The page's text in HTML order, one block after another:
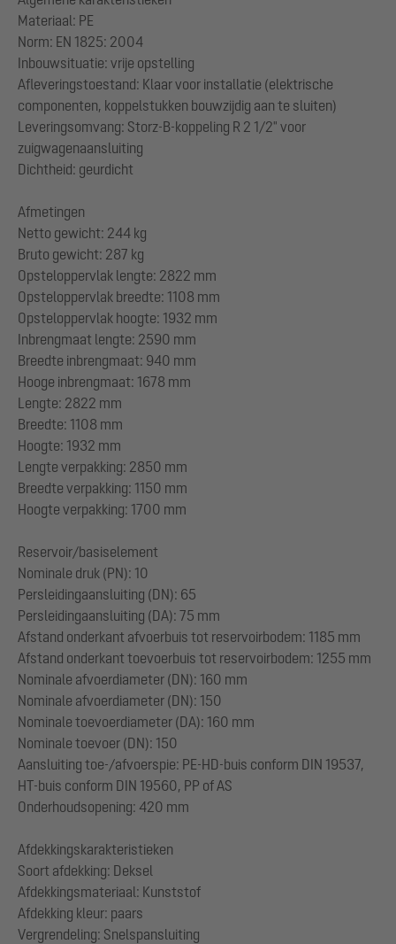
Materiaal: PE
Norm: EN 1825: 2004
Inbouwsituatie: vrije opstelling
Afleveringstoestand: Klaar voor installatie (elektrische
componenten, koppelstukken bouwzijdig aan te sluiten)
Leveringsomvang: Storz-B-koppeling R 2 1/2" voor
zuigwagenaansluiting
Dichtheid: geurdicht
Afmetingen
Netto gewicht: 244 kg
Bruto gewicht: 287 kg
Opsteloppervlak lengte: 2822 mm
Opsteloppervlak breedte: 1108 mm
Opsteloppervlak hoogte: 1932 mm
Inbrengmaat lengte: 2590 mm
Breedte inbrengmaat: 940 mm
Hooge inbrengmaat: 1678 mm
Lengte: 2822 mm
Breedte: 1108 mm
Hoogte: 1932 mm
Lengte verpakking: 2850 mm
Breedte verpakking: 1150 mm
Hoogte verpakking: 1700 mm
Reservoir/basiselement
Nominale druk (PN): 10
Persleidingaansluiting (DN): 65
Persleidingaansluiting (DA): 75 mm
Afstand onderkant afvoerbuis tot reservoirbodem: 1185 mm
Afstand onderkant toevoerbuis tot reservoirbodem: 1255 mm
Nominale afvoerdiameter (DN): 160 mm
Nominale afvoerdiameter (DN): 150
Nominale toevoerdiameter (DA): 160 mm
Nominale toevoer (DN): 150
Aansluiting toe-/afvoerspie: PE-HD-buis conform DIN 19537,
HT-buis conform DIN 19560, PP of AS
Onderhoudsopening: 420 mm
Afdekkingskarakteristieken
Soort afdekking: Deksel
Afdekkingsmateriaal: Kunststof
Afdekking kleur: paars
Vergrendeling: Snelspansluiting